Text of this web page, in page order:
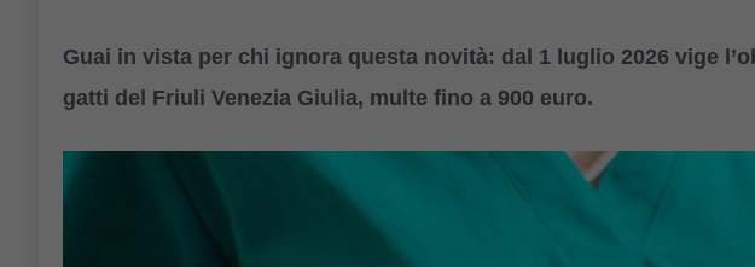
Guai in vista per chi ignora questa novità: dal 1 luglio 2026 vige
gatti del Friuli Venezia Giulia, multe fino a 900 euro.